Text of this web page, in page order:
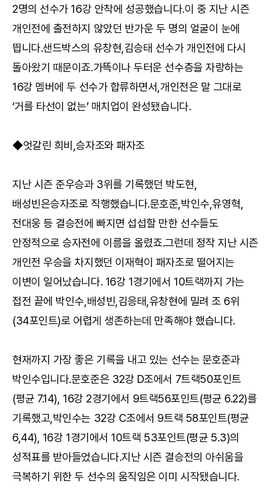
2명의 선수가 16강 안착에 성공했습니다.이 중 지난 시즌
개인전에 출전하지 않았던 반가운 두 명의 얼굴이 눈에
띕니다.샌드박스의 유창현,김승태 선수가 개인전에 다시
돌아왔기 때문이죠.가뜩이나 두터운 선수층을 자랑하는
16강 멤버에 두 선수가 합류하면서,개인전은 말 그대로
‘거를 타선이 없는’ 매치업이 완성됐습니다.
◆엇갈린 희비,승자조와 패자조
지난 시즌 준우승과 3위를 기록했던 박도현,
배성빈은승자조로 직행했습니다.문호준,박인수,유영혁,
전대웅 등 결승전에 빠지면 섭섭할 만한 선수들도
안정적으로 승자전에 이름을 올렸죠.그런데 정작 지난 시즌
개인전 우승을 차지했던 이재혁이 패자조로 떨어지는
이변이 일어났습니다. 16강 1경기에서 10트랙까지 가는
접전 끝에 박인수,배성빈,김응태,유창현에 밀려 조 6위
(34포인트)로 어렵게 생존하는데 만족해야 했습니다.
현재까지 가장 좋은 기록을 내고 있는 선수는 문호준과
박인수입니다.문호준은 32강 D조에서 7트랙50포인트
(평균 7.14), 16강 2경기에서 9트랙56포인트(평균 6.22)를
기록했고,박인수는 32강 C조에서 9트랙 58포인트(평균
6,44), 16강 1경기에서 10트랙 53포인트(평균 5.3)의
성적표를 받아들었습니다.지난 시즌 결승전의 아쉬움을
극복하기 위한 두 선수의 움직임은 이미 시작됐습니다.